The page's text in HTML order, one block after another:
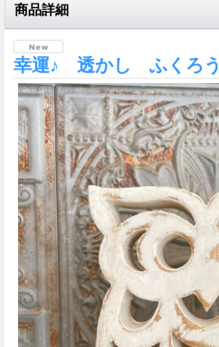
商品詳細
幸運♪ 透かし ふくろう